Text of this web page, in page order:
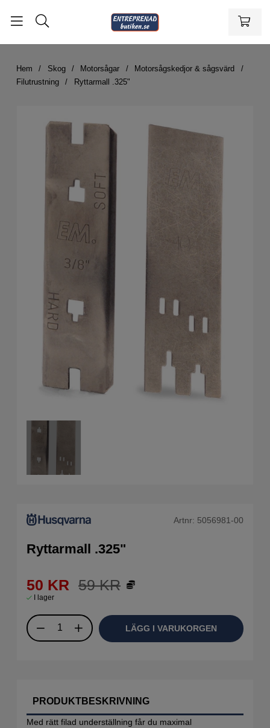
Hem Skog Motorsågar
Motorsågskedjor & sågsvärd
Filutrustning
Ryttarmall .325"
Artnr: 5056981-00
Ryttarmall .325"
59KR
50 KR
I lager
LÄGG I VARUKORGEN
PRODUKTBESKRIVNING
Med rätt filad underställning får du maximal